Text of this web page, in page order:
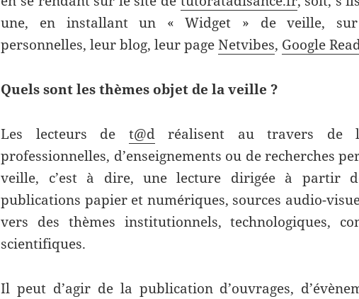
une, en installant un « Widget » de veille, sur
personnelles, leur blog, leur pageNetvibes, Google
Quels sont les thèmes objet de la veille ?
Les lecteurs de t@dréalisent au travers de
professionnelles, d’enseignements ou de recherches
veille, c’est à dire, une lecture dirigée à partir
publications papier et numériques, sources audio-
vers des thèmes institutionnels, technologiques,
scientifiques.
Il peut d’agir de la publication d’ouvrages,